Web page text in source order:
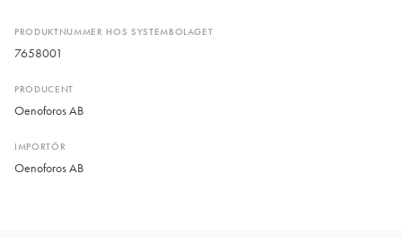
PRODUKTNUMMER HOS SYSTEMBOLAGET
7658001
PRODUCENT
Oenoforos AB
IMPORTÖR
Oenoforos AB